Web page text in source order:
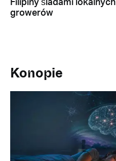
Filipiny śladami lokalnych
growerów
Konopie